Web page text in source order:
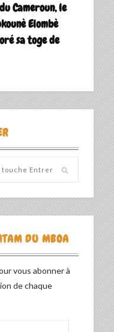
Cameroun, le
Elombè
sa toge de
DU MBOA
vous abonner à
de chaque